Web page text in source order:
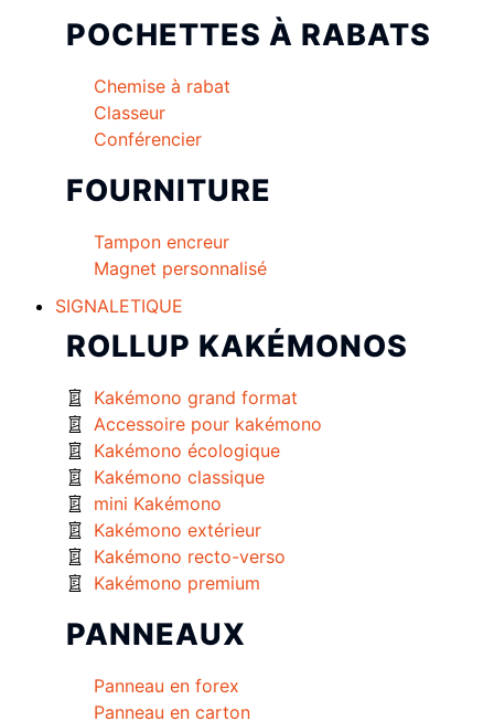
POCHETTES À RABATS
Chemise à rabat
Classeur
Conférencier
FOURNITURE
Tampon encreur
Magnet personnalisé
SIGNALETIQUE
ROLLUP KAKÉMONOS
Kakémono grand format
Accessoire pour kakémono
Kakémono écologique
Kakémono classique
mini Kakémono
Kakémono extérieur
Kakémono recto-verso
Kakémono premium
PANNEAUX
Panneau en forex
Panneau en carton